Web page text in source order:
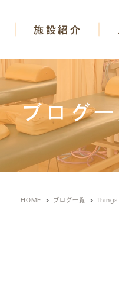
施設紹介
ブログ
HOME ブログ一覧 things